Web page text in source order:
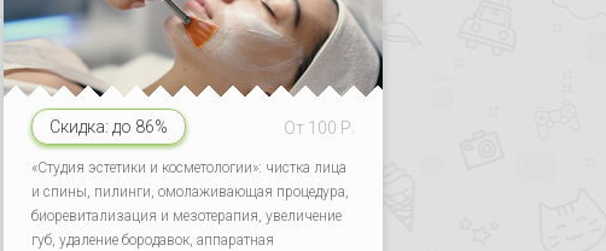
Скидка: до 86% От 100 Р.
«Студия эстетики и косметологии»: чистка лица
и спины, пилинги, омолаживающая процедура,
биоревитализация и мезотерапия, увеличение
губ, удаление бородавок, аппаратная